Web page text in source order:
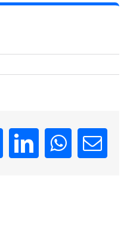
LinkedInWhatsApp
Email